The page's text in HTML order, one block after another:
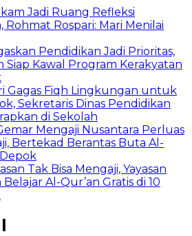
Jadi Ruang Refleksi
Rospari: Mari Menilai
Pendidikan Jadi Prioritas,
Siap Kawal Program Kerakyatan
Gagas Fiqh Lingkungan untuk
Sekretaris Dinas Pendidikan
di Sekolah
Mengaji Nusantara Perluas
Bertekad Berantas Buta Al-
Tak Bisa Mengaji, Yayasan
Al-Qur’an Gratis di 10